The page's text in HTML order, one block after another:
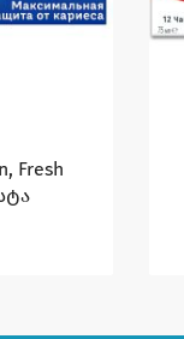
Fresh